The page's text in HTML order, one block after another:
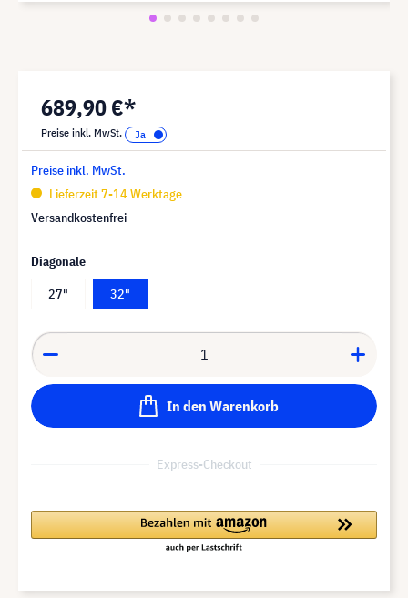
689,90 €*
Preise inkl. MwSt.
Preise inkl. MwSt.
Lieferzeit 7-14 Werktage
Versandkostenfrei
Diagonale
27"
32"
In den Warenkorb
Express-Checkout